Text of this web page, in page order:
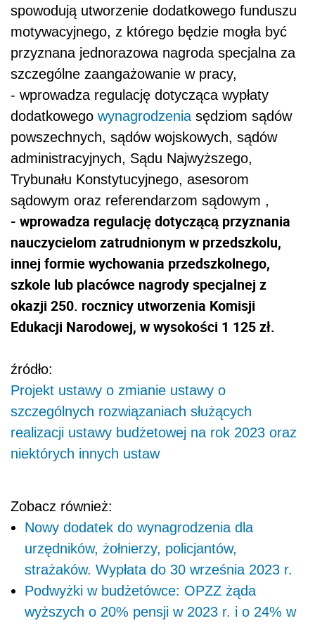
spowodują utworzenie dodatkowego funduszu
motywacyjnego, z którego będzie mogła być
przyznana jednorazowa nagroda specjalna za
szczególne zaangażowanie w pracy,
- wprowadza regulację dotycząca wypłaty
dodatkowego wynagrodzenia sędziom sądów
powszechnych, sądów wojskowych, sądów
administracyjnych, Sądu Najwyższego,
Trybunału Konstytucyjnego, asesorom
sądowym oraz referendarzom sądowym ,
- wprowadza regulację dotyczącą przyznania
nauczycielom zatrudnionym w przedszkolu,
innej formie wychowania przedszkolnego,
szkole lub placówce nagrody specjalnej z
okazji 250. rocznicy utworzenia Komisji
Edukacji Narodowej, w wysokości 1 125 zł.
źródło:
Projekt ustawy o zmianie ustawy o
szczególnych rozwiązaniach służących
realizacji ustawy budżetowej na rok 2023 oraz
niektórych innych ustaw
Zobacz również:
Nowy dodatek do wynagrodzenia dla
urzędników, żołnierzy, policjantów,
strażaków. Wypłata do 30 września 2023 r.
Podwyżki w budżetówce: OPZZ żąda
wyższych o 20% pensji w 2023 r. i o 24% w